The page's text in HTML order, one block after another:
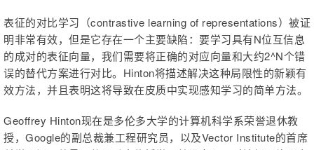
表征的对比学习（contrastive learning of representations）被证
明非常有效，但是它存在一个主要缺陷：要学习具有N位互信息
的成对的表征向量，我们需要将正确的对应向量和大约2^N个错
误的替代方案进行对比。Hinton将描述解决这种局限性的新颖有
效方法，并且表明这将导致在皮质中实现感知学习的简单方法。
Geoffrey Hinton现在是多伦多大学的计算机科学系荣誉退休教
授，Google的副总裁兼工程研究员，以及Vector Institute的首席